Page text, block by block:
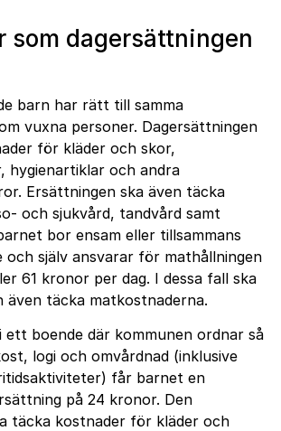
som dagersättningen
barn har rätt till samma
vuxna personer. Dagersättningen
för kläder och skor,
hygienartiklar och andra
Ersättningen ska även täcka
och sjukvård, tandvård samt
bor ensam eller tillsammans
och själv ansvarar för mathållningen
61 kronor per dag. I dessa fall ska
även täcka matkostnaderna.
ett boende där kommunen ordnar så
logi och omvårdnad (inklusive
får barnet en
på 24 kronor. Den
täcka kostnader för kläder och